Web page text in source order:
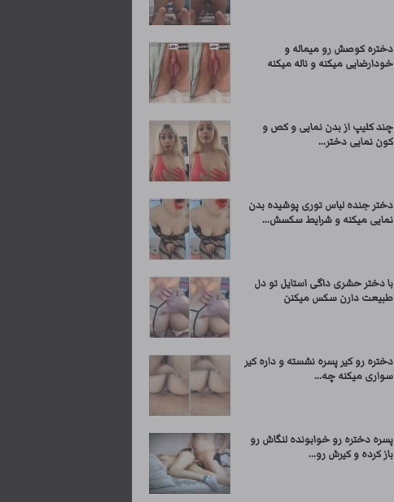
دختره کوصش رو میماله و
خودارضایی میکنه و ناله میکنه
چند کلیپ از بدن نمایی و کص و
کون نمایی دختر...
دختر جنده لباس توری پوشیده بدن
نمایی میکنه و شرایط سکسش...
با دختر حشری داگی استایل تو دل
طبیعت دارن سکس میکنن
دختره رو کیر پسره نشسته و داره کیر
سواری میکنه چه...
پسره دختره رو خوابونده لنگاش رو
باز کرده و کیرش رو...